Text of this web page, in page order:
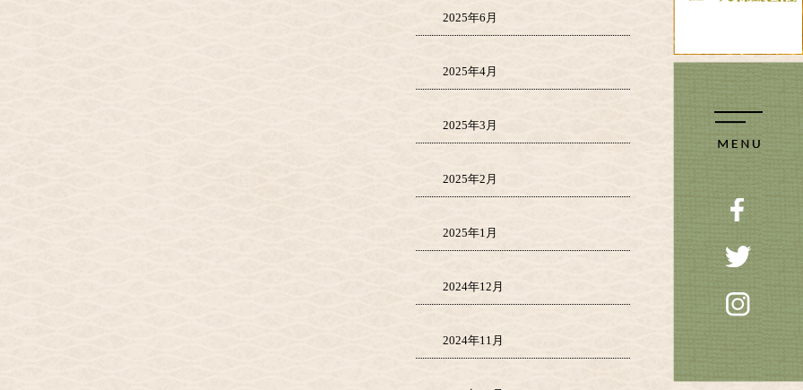
2025年6月
2025年4月
2025年3月
2025年2月
2025年1月
2024年12月
2024年11月